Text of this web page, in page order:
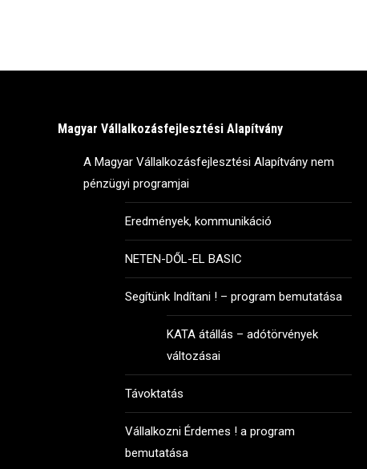
Magyar Vállalkozásfejlesztési Alapítvány
A Magyar Vállalkozásfejlesztési Alapítvány nem
pénzügyi programjai
Eredmények, kommunikáció
NETEN-DŐL-EL BASIC
Segítünk Indítani ! – program bemutatása
KATA átállás – adótörvények
változásai
Távoktatás
Vállalkozni Érdemes ! a program
bemutatása